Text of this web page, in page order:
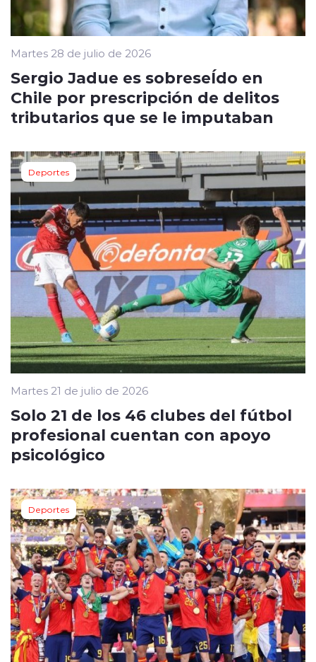
Martes 28 de julio de 2026
Sergio Jadue es sobreseÍdo en
Chile por prescripción de delitos
tributarios que se le imputaban
Deportes
Martes 21 de julio de 2026
Solo 21 de los 46 clubes del fútbol
profesional cuentan con apoyo
psicológico
Deportes